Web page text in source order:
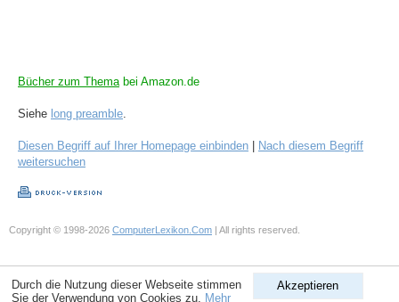
Bücher zum Themabei Amazon.de
Siehe long preamble.
Diesen Begriff auf Ihrer Homepage einbinden
Nach diesem Begriff
weitersuchen
Akzeptieren
Durch die Nutzung dieser Webseite stimmen
Sie der Verwendung von Cookies zu. Mehr
Copyright © 1998-2026 ComputerLexikon.Com | All rights reserved.